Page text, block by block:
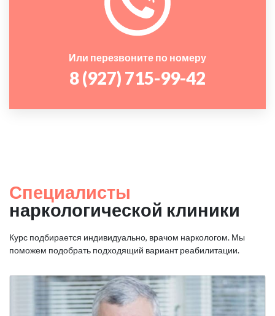
Или перезвоните по номеру
8 (927) 715-99-42
Специалисты
наркологической клиники
Курс подбирается индивидуально, врачом наркологом. Мы
поможем подобрать подходящий вариант реабилитации.